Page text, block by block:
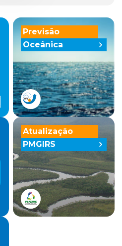
Previsão
Oceânica
Atualização
PMGIRS